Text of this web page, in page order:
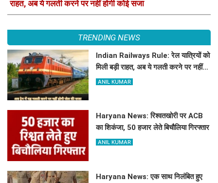
राहत, अब ये गलती करने पर नहीं होगी कोई सजा
TRENDING NEWS
Indian Railways Rule: रेल यात्रियों को
मिली बड़ी राहत, अब ये गलती करने पर नहीं
होगी कोई सजा
ANIL KUMAR
Haryana News: रिश्वतखोरी पर ACB
का शिकंजा, 50 हजार लेते बिचौलिया गिरफ्तार
ANIL KUMAR
Haryana News: एक साथ निलंबित हुए